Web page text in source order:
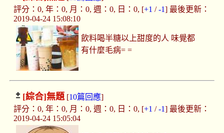
評分：0, 年：0, 月：0, 週：0, 日：0, [+1 /-1] 最後更新：
2019-04-24 15:08:10
飲料喝半糖以上甜度的人 味覺都
有什麼毛病= =
[綜合]無題[10篇回應]
評分：0, 年：0, 月：0, 週：0, 日：0, [+1 /-1] 最後更新：
2019-04-24 15:05:04